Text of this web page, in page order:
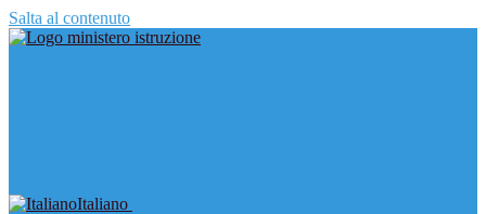
Salta al contenuto
Italiano